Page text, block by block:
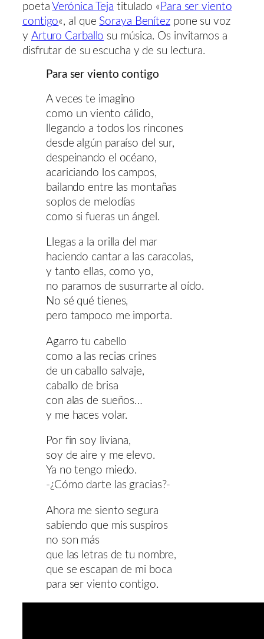
poetaVerónica Teja titulado « Para ser viento
contigo«, al que Soraya Benítezpone su voz
y Arturo Carballo su música. Os invitamos a
disfrutar de su escucha y de su lectura.
Para ser viento contigo
A veces te imagino
como un viento cálido,
llegando a todos los rincones
desde algún paraíso del sur,
despeinando el océano,
acariciando los campos,
bailando entre las montañas
soplos de melodías
como si fueras un ángel.
Llegas a la orilla del mar
haciendo cantar a las caracolas,
y tanto ellas, como yo,
no paramos de susurrarte al oído.
No sé qué tienes,
pero tampoco me importa.
Agarro tu cabello
como a las recias crines
de un caballo salvaje,
caballo de brisa
con alas de sueños…
y me haces volar.
Por fin soy liviana,
soy de aire y me elevo.
Ya no tengo miedo.
-¿Cómo darte las gracias?-
Ahora me siento segura
sabiendo que mis suspiros
no son más
que las letras de tu nombre,
que se escapan de mi boca
para ser viento contigo.